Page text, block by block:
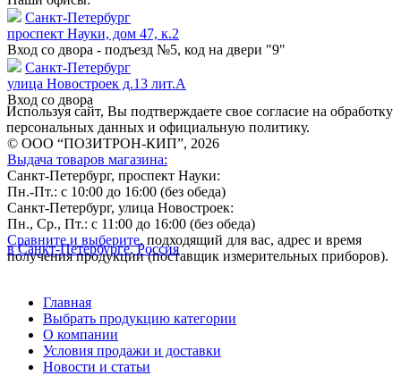
Санкт-Петербург
проспект Науки, дом 47, к.2
Вход со двора - подъезд №5, код на двери "9"
Санкт-Петербург
улица Новостроек д.13 лит.А
Вход со двора
Используя сайт, Вы подтверждаете свое согласие на обработку
персональных данных и официальную политику.
© ООО “ПОЗИТРОН-КИП”, 2026
Выдача товаров магазина:
Санкт-Петербург, проспект Науки:
Пн.-Пт.: с 10:00 до 16:00 (без обеда)
Санкт-Петербург, улица Новостроек:
Пн., Ср., Пт.: с 11:00 до 16:00 (без обеда)
Сравните и выберите, подходящий для вас, адрес и время
получения продукции (поставщик измерительных приборов).
в Санкт-Петербурге, Россия
Главная
Выбрать продукцию категории
О компании
Условия продажи и доставки
Новости и статьи